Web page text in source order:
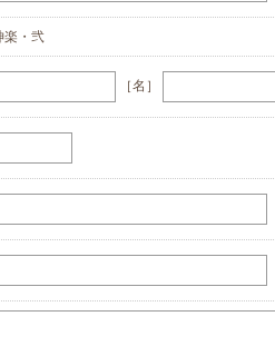
楽・弐
［名］